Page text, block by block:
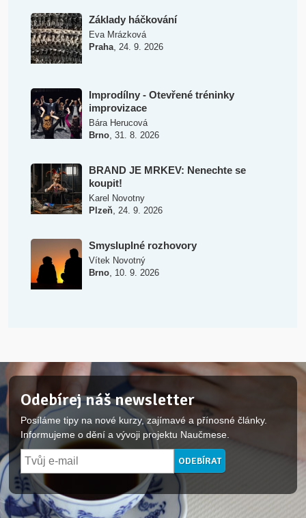
Základy háčkování
Eva Mrázková
Praha, 24. 9. 2026
Improdílny - Otevřené tréninky
improvizace
Bára Herucová
Brno, 31. 8. 2026
BRAND JE MRKEV: Nenechte se
koupit!
Karel Novotny
Plzeň, 24. 9. 2026
Smysluplné rozhovory
Vítek Novotný
Brno, 10. 9. 2026
Odebírej náš newsletter
Posíláme tipy na nové kurzy, zajímavé a přínosné články.
Informujeme o dění a vývoji projektu Naučmese.